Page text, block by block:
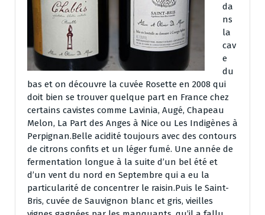
da
ns
la
cav
e
du
bas et on découvre la cuvée Rosette en 2008 qui
doit bien se trouver quelque part en France chez
certains cavistes comme Lavinia, Augé, Chapeau
Melon, La Part des Anges à Nice ou Les Indigènes à
Perpignan.Belle acidité toujours avec des contours
de citrons confits et un léger fumé. Une année de
fermentation longue à la suite d’un bel été et
d’un vent du nord en Septembre qui a eu la
particularité de concentrer le raisin.Puis le Saint-
Bris, cuvée de Sauvignon blanc et gris, vieilles